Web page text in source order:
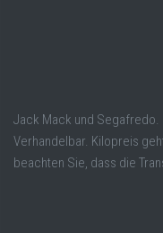
Jack Mack und
Verhandelbar. Kilopreis
beachten Sie, dass die